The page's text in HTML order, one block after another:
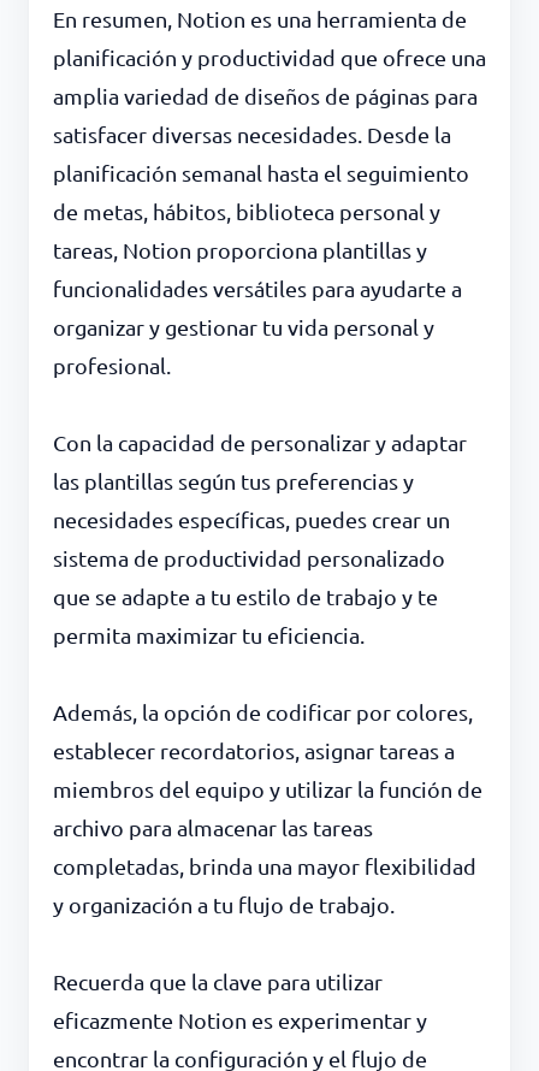
En resumen, Notion es una herramienta de
planificación y productividad que ofrece una
amplia variedad de diseños de páginas para
satisfacer diversas necesidades. Desde la
planificación semanal hasta el seguimiento
de metas, hábitos, biblioteca personal y
tareas, Notion proporciona plantillas y
funcionalidades versátiles para ayudarte a
organizar y gestionar tu vida personal y
profesional.
Con la capacidad de personalizar y adaptar
las plantillas según tus preferencias y
necesidades específicas, puedes crear un
sistema de productividad personalizado
que se adapte a tu estilo de trabajo y te
permita maximizar tu eficiencia.
Además, la opción de codificar por colores,
establecer recordatorios, asignar tareas a
miembros del equipo y utilizar la función de
archivo para almacenar las tareas
completadas, brinda una mayor flexibilidad
y organización a tu flujo de trabajo.
Recuerda que la clave para utilizar
eficazmente Notion es experimentar y
encontrar la configuración y el flujo de